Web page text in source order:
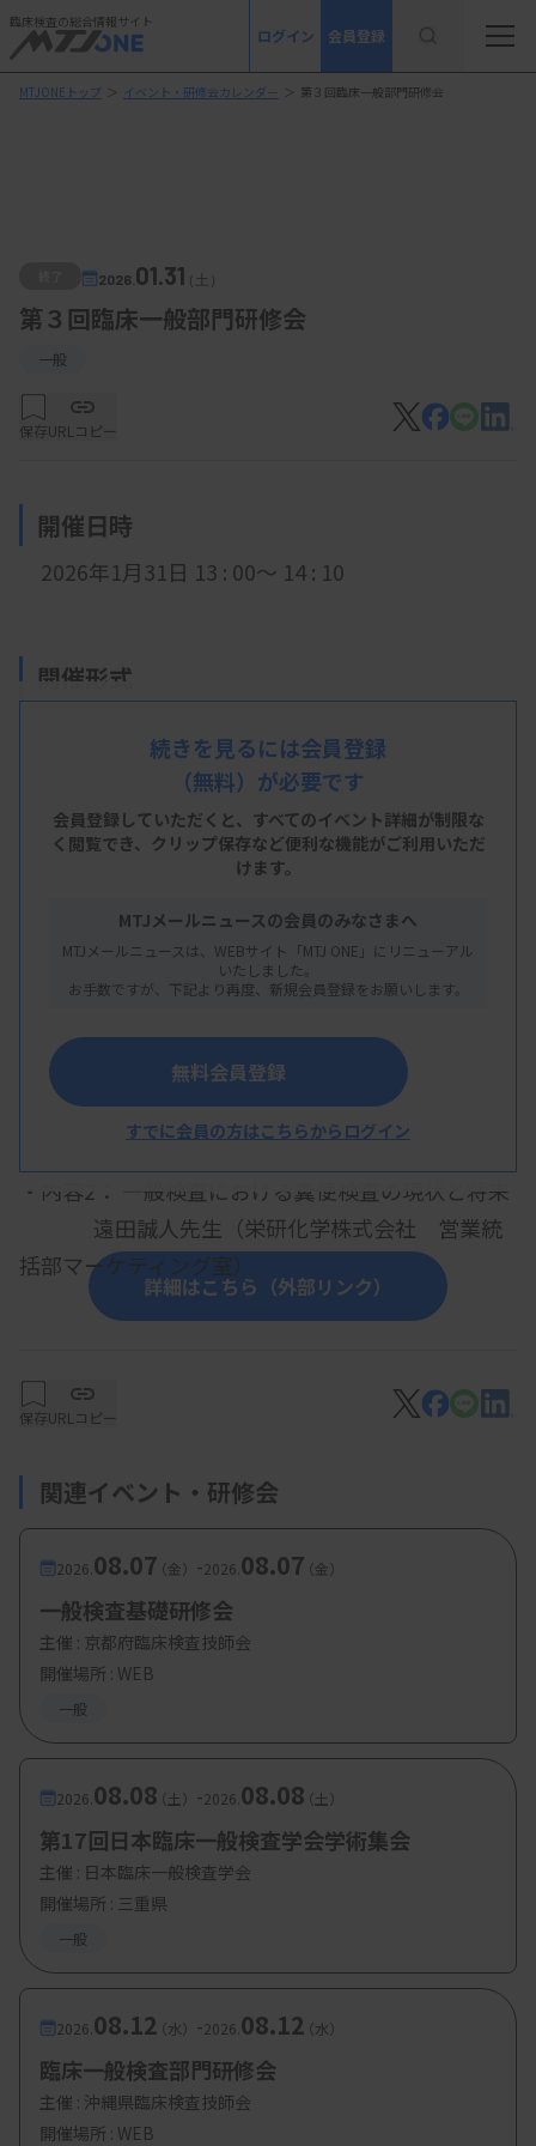
臨床検査の総合情報サイト
ログイン 会員登録
MTJONEトップ ＞ イベント・研修会カレンダー ＞ 第３回臨床一般部門研修会
2026. 01.31 （土）
第３回臨床一般部門研修会
一般
保存URLコピー
開催日時
2026年1月31日 13 : 00～ 14 : 10
開催形式
主 催
鳥取県臨床検査技師会
概 要
テーマ：便検査について
・内容1：便検査 - 基礎編 -
堀江拓耶技師（鳥取大学医学部附属病院）
・内容2： 一般検査における糞便検査の現状と将来
遠田誠人先生（栄研化学株式会社 営業統
括部マーケティング室）
・参加費：鳥臨技（日臨技）会員・賛助会員・医
・定 員：100名
詳細はこちら（外部リンク）
続きを見るには会員登録
（無料）が必要です
会員登録していただくと、すべてのイベント詳細が制限な
く閲覧でき、 クリップ保存など便利な機能がご利用いただ
けます。
MTJメールニュースの会員のみなさまへ
MTJメールニュースは、WEBサイト「MTJ ONE」にリニューアル
いたしました。
お手数ですが、下記より再度、新規会員登録をお願いします。
無料会員登録
すでに会員の方はこちらからログイン
保存URLコピー
関連イベント・研修会
2026. 08.07（金） -2026. 08.07（金）
一般検査基礎研修会
主催 : 京都府臨床検査技師会
開催場所 : WEB
一般
2026. 08.08（土） -2026. 08.08（土）
第17回日本臨床一般検査学会学術集会
主催 : 日本臨床一般検査学会
開催場所 : 三重県
一般
2026. 08.12（水） -2026. 08.12（水）
臨床一般検査部門研修会
主催 : 沖縄県臨床検査技師会
開催場所 : WEB